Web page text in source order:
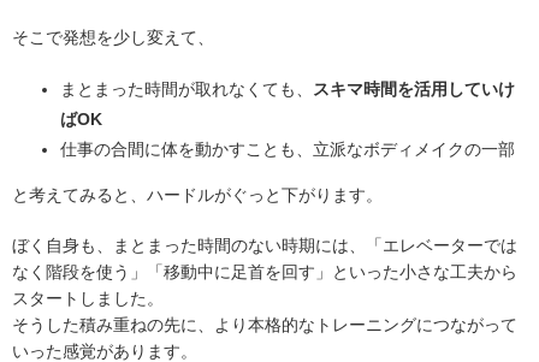
そこで発想を少し変えて、
まとまった時間が取れなくても、
スキマ時間を活用していけ
ばOK
仕事の合間に体を動かすことも、立派なボディメイクの一部
と考えてみると、ハードルがぐっと下がります。
ぼく自身も、まとまった時間のない時期には、「エレベーターでは
なく階段を使う」「移動中に足首を回す」といった小さな工夫から
スタートしました。
そうした積み重ねの先に、より本格的なトレーニングにつながって
いった感覚があります。